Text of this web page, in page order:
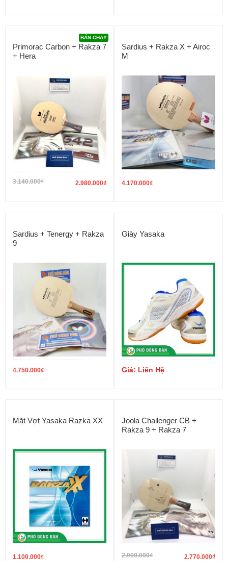
Primorac Carbon + Rakza 7
+ Hera
3.140.000₫ 2.980.000₫
BÁN CHẠY
Sardius + Rakza X + Airoc
M
4.170.000₫
Sardius + Tenergy + Rakza
9
4.750.000₫
Giày Yasaka
Giá: Liên Hệ
Mặt Vợt Yasaka Razka XX
1.100.000₫
Joola Challenger CB +
Rakza 9 + Rakza 7
2.900.000₫ 2.770.000₫